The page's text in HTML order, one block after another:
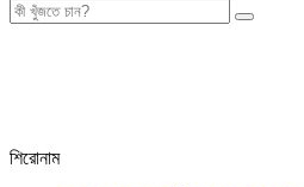
শিরোনাম